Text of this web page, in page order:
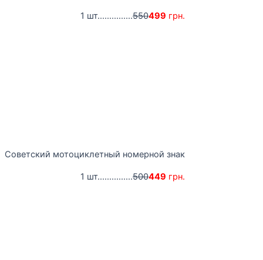
1 шт...............550499 грн.
Советский мотоциклетный номерной знак
1 шт...............500449 грн.